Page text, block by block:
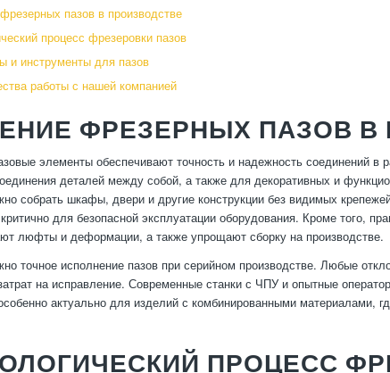
пазов в производстве
процесс фрезеровки пазов
и инструменты для пазов
работы с нашей компанией
ФРЕЗЕРНЫХ ПАЗОВ В
элементы обеспечивают точность и надежность соединений в
деталей между собой, а также для декоративных и
собрать шкафы, двери и другие конструкции без видимых
для безопасной эксплуатации оборудования. Кроме того,
люфты и деформации, а также упрощают сборку на производстве.
точное исполнение пазов при серийном производстве. Любые
на исправление. Современные станки с ЧПУ и опытные
актуально для изделий с комбинированными материалами,
ПРОЦЕСС